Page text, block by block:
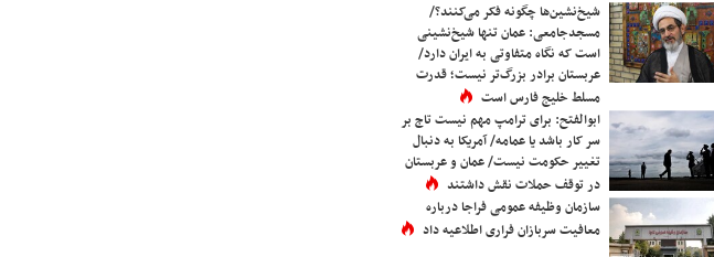
شیخ‌نشین‌ها چگونه فکر می‌کنند؟/
مسجدجامعی: عمان تنها شیخ‌نشینی
است که نگاه متفاوتی به ایران دارد/
عربستان برادر بزرگ‌تر نیست؛ قدرت
مسلط خلیج فارس است
ابوالفتح: برای ترامپ مهم نیست تاج بر
سر کار باشد یا عمامه/ آمریکا به دنبال
تغییر حکومت نیست/ عمان و عربستان
در توقف حملات نقش داشتند
سازمان وظیفه عمومی فراجا درباره
معافیت سربازان فراری اطلاعیه داد